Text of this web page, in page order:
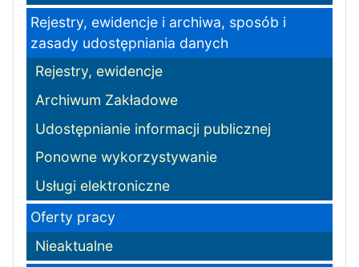
Rejestry, ewidencje i archiwa, sposób i
zasady udostępniania danych
Rejestry, ewidencje
Archiwum Zakładowe
Udostępnianie informacji publicznej
Ponowne wykorzystywanie
Usługi elektroniczne
Oferty pracy
Nieaktualne